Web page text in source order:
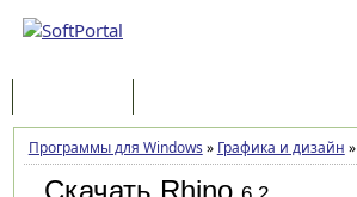
Программы для Windows » Графика и дизайн »
Скачать Rhino